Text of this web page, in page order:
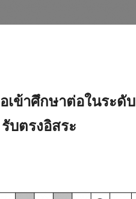
เข้าศึกษาต่อในระดับ
บตรงอิสระ